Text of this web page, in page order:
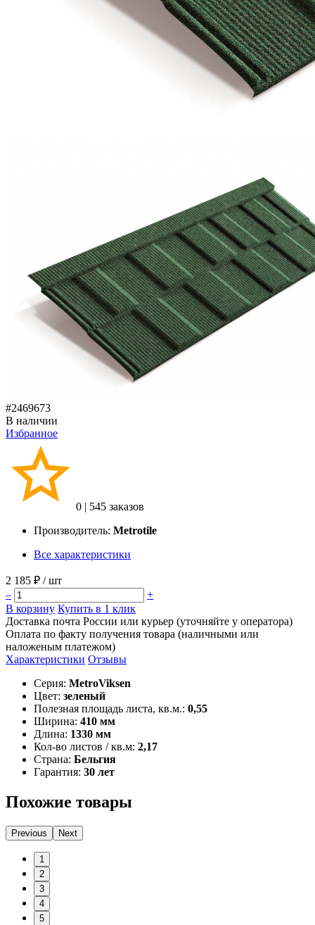
#2469673
В наличии
Избранное
0 | 545 заказов
Производитель: Metrotile
Все характеристики
2 185 ₽ / шт
–
+
В корзину Купить в 1 клик
Доставка почта России или курьер (уточняйте у оператора)
Оплата по факту получения товара (наличными или
наложеным платежом)
Характеристики Отзывы
Серия: MetroViksen
Цвет: зеленый
Полезная площадь листа, кв.м.: 0,55
Ширина: 410 мм
Длина: 1330 мм
Кол-во листов / кв.м: 2,17
Страна: Бельгия
Гарантия: 30 лет
Похожие товары
Previous Next
1
2
3
4
5